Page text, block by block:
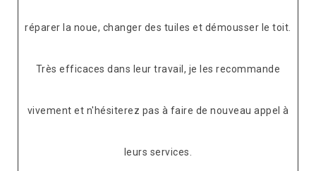
réparer la noue, changer des tuiles et démousser le toit.
Très efficaces dans leur travail, je les recommande
vivement et n'hésiterez pas à faire de nouveau appel à
leurs services.